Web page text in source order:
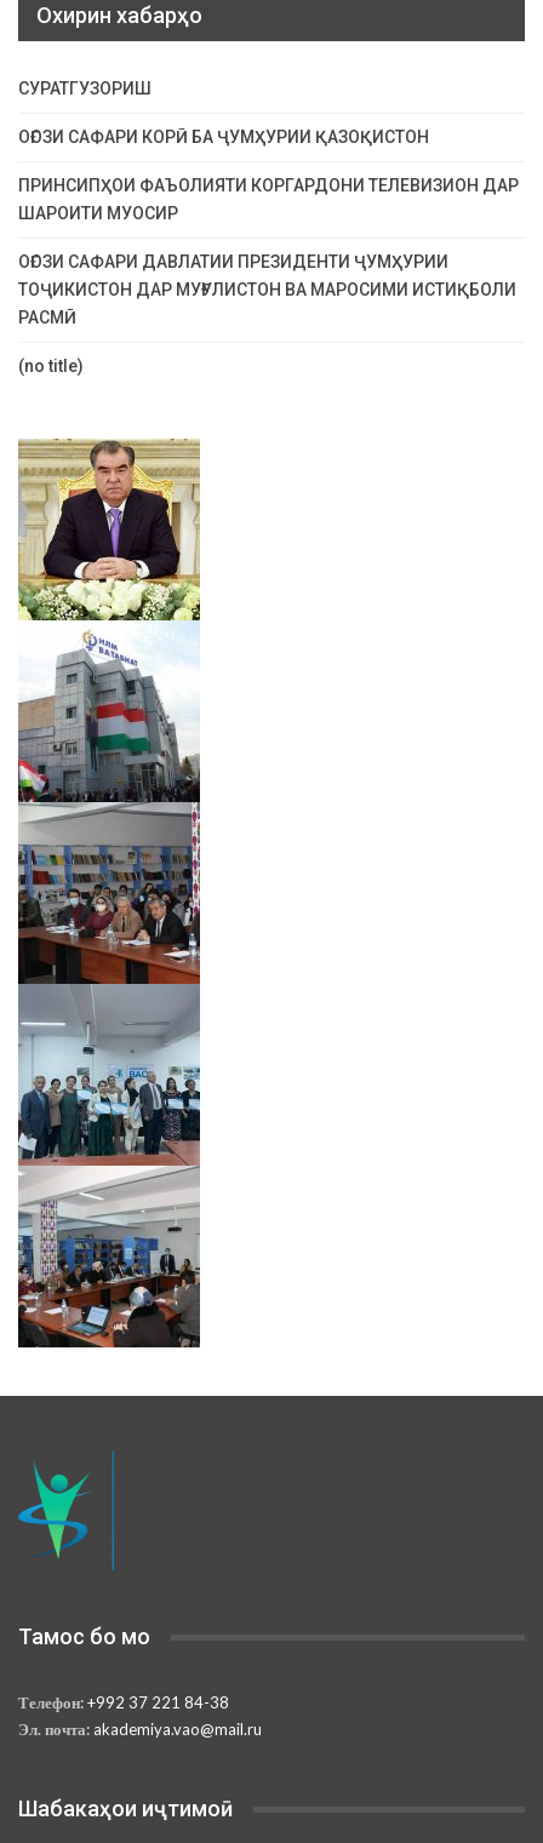
Охирин хабарҳо
СУРАТГУЗОРИШ
ОҒОЗИ САФАРИ КОРӢ БА ҶУМҲУРИИ ҚАЗОҚИСТОН
ПРИНСИПҲОИ ФАЪОЛИЯТИ КОРГАРДОНИ ТЕЛЕВИЗИОН ДАР
ШАРОИТИ МУОСИР
ОҒОЗИ САФАРИ ДАВЛАТИИ ПРЕЗИДЕНТИ ҶУМҲУРИИ
ТОҶИКИСТОН ДАР МУҒУЛИСТОН ВА МАРОСИМИ ИСТИҚБОЛИ
РАСМӢ
(no title)
Тамос бо мо
Телефон:+992 37 221 84-38
Эл. почта: akademiya.vao@mail.ru
Шабакаҳои иҷтимоӣ